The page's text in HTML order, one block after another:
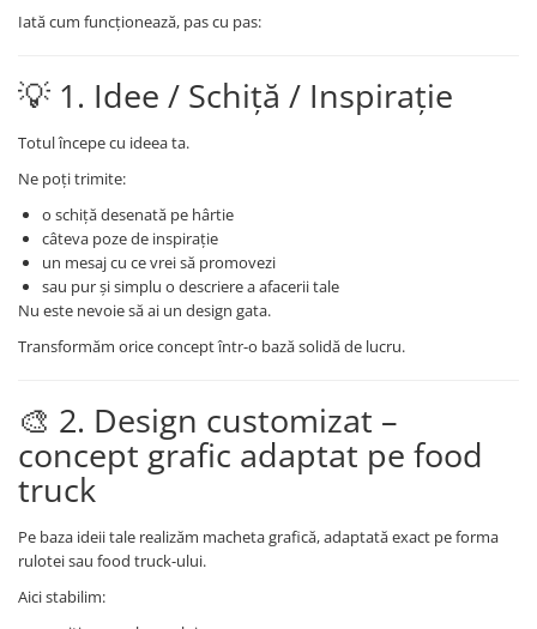
Iată cum funcționează, pas cu pas:
💡 1. Idee / Schiță / Inspirație
Totul începe cu ideea ta.
Ne poți trimite:
o schiță desenată pe hârtie
câteva poze de inspirație
un mesaj cu ce vrei să promovezi
sau pur și simplu o descriere a afacerii tale
Nu este nevoie să ai un design gata.
Transformăm orice concept într-o bază solidă de lucru.
🎨 2. Design customizat –
concept grafic adaptat pe food
truck
Pe baza ideii tale realizăm macheta grafică, adaptată exact pe forma
rulotei sau food truck-ului.
Aici stabilim: